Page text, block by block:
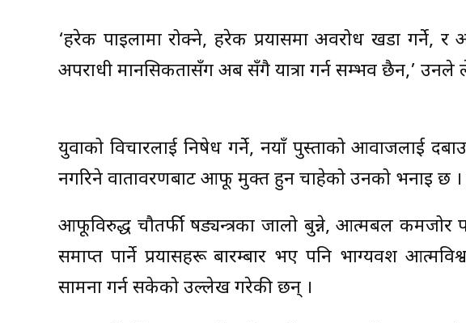
‘हरेक पाइलामा रोक्ने, हरेक प्रयासमा अवरोध खडा गर्ने,
अपराधी मानसिकतासँग अब सँगै यात्रा गर्न सम्भव छैन,’
युवाको विचारलाई निषेध गर्ने, नयाँ पुस्ताको आवाजलाई
नगरिने वातावरणबाट आफू मुक्त हुन चाहेको उनको भनाइ छ ।
आफूविरुद्ध चौतर्फी षड्यन्त्रका जालो बुन्ने, आत्मबल कमजोर
समाप्त पार्ने प्रयासहरू बारम्बार भए पनि भाग्यवश
सामना गर्न सकेको उल्लेख गरेकी छन् ।